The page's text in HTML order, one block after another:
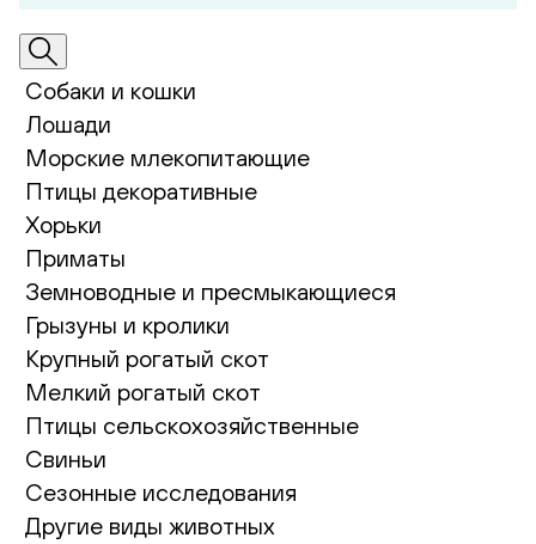
Собаки и кошки
Лошади
Морские млекопитающие
Птицы декоративные
Хорьки
Приматы
Земноводные и пресмыкающиеся
Грызуны и кролики
Крупный рогатый скот
Мелкий рогатый скот
Птицы сельскохозяйственные
Свиньи
Сезонные исследования
Другие виды животных